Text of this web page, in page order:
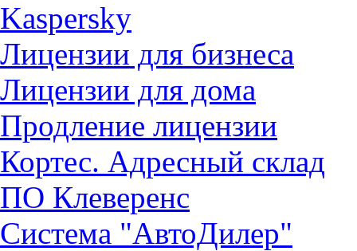
Kaspersky
Лицензии для бизнеса
Лицензии для дома
Продление лицензии
Кортес. Адресный склад
ПО Клеверенс
Система "АвтоДилер"